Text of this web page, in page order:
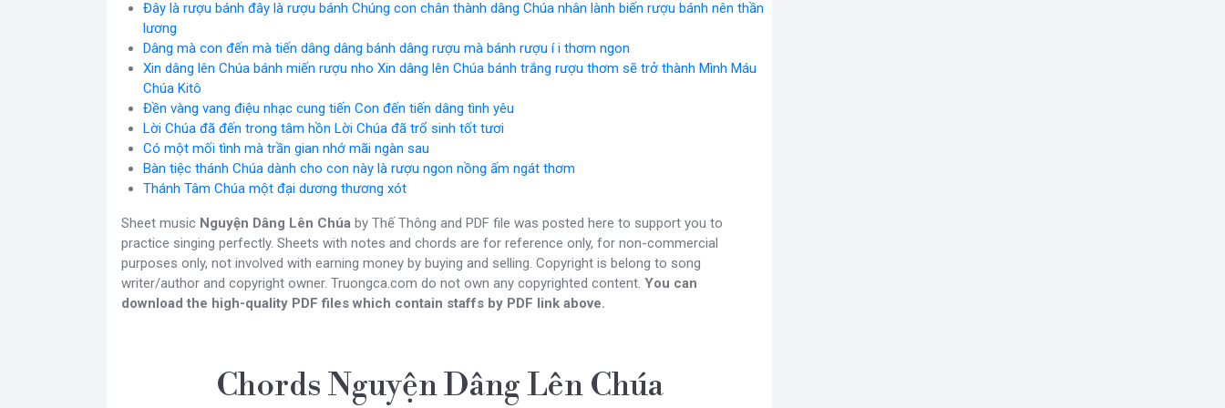
Đây là rượu bánh đây là rượu bánh Chúng con chân thành dâng Chúa nhân lành biến rượu bánh nên thần
lương
Dâng mà con đến mà tiến dâng dâng bánh dâng rượu mà bánh rượu í i thơm ngon
Xin dâng lên Chúa bánh miến rượu nho Xin dâng lên Chúa bánh trắng rượu thơm sẽ trở thành Mình Máu
Chúa Kitô
Đền vàng vang điệu nhạc cung tiến Con đến tiến dâng tình yêu
Lời Chúa đã đến trong tâm hồn Lời Chúa đã trổ sinh tốt tươi
Có một mối tình mà trần gian nhớ mãi ngàn sau
Bàn tiệc thánh Chúa dành cho con này là rượu ngon nồng ấm ngát thơm
Thánh Tâm Chúa một đại dương thương xót
Sheet music Nguyện Dâng Lên Chúa by Thế Thông and PDF file was posted here to support you to
practice singing perfectly. Sheets with notes and chords are for reference only, for non-commercial
purposes only, not involved with earning money by buying and selling. Copyright is belong to song
writer/author and copyright owner. Truongca.com do not own any copyrighted content. You can
download the high-quality PDF files which contain staffs by PDF link above.
Chords Nguyện Dâng Lên Chúa